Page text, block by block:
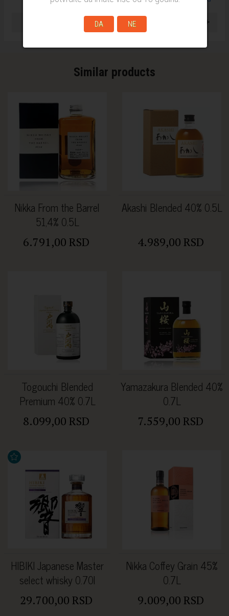
DA NE
Delivery +
Similar products
Nikka From the Barrel
51,4% 0.5L
6.791,00 RSD
Akashi Blended 40% 0.5L
4.989,00 RSD
Togouchi Blended
Premium 40% 0.7L
8.099,00 RSD
Yamazakura Blended 40%
0.7L
7.559,00 RSD
HIBIKI Japanese Master
select whisky 0.70l
29.700,00 RSD
Nikka Coffey Grain 45%
0.7L
9.009,00 RSD